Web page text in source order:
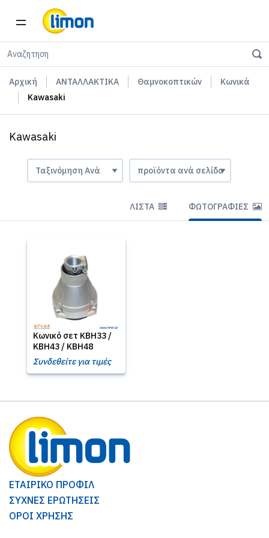
Αρχική ΑΝΤΑΛΛΑΚΤΙΚΑ Θαμνοκοπτικών
Κωνικά
Kawasaki
Kawasaki
ΛΊΣΤΑ ΦΩΤΟΓΡΑΦΊΕΣ
Κωνικό σετ KBH33 /
KBH43 / KBH48
Συνδεθείτε για τιμές
ΕΤΑΙΡΙΚΟ ΠΡΟΦΙΛ
ΣΥΧΝΕΣ ΕΡΩΤΗΣΕΙΣ
ΟΡΟΙ ΧΡΗΣΗΣ